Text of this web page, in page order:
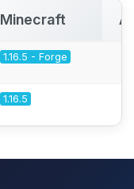
Minecraft
1.16.5 - Forge
1.16.5